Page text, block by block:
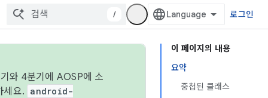
/ 로그인
이 페이지의 내용
요약
중첩된 클래스
와 4분기에 AOSP에 소
세요. android-